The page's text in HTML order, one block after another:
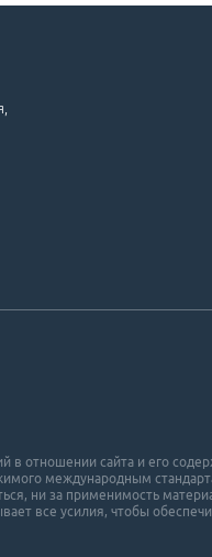
отношении cайта и его
международным
ни за применимость
все усилия, чтобы